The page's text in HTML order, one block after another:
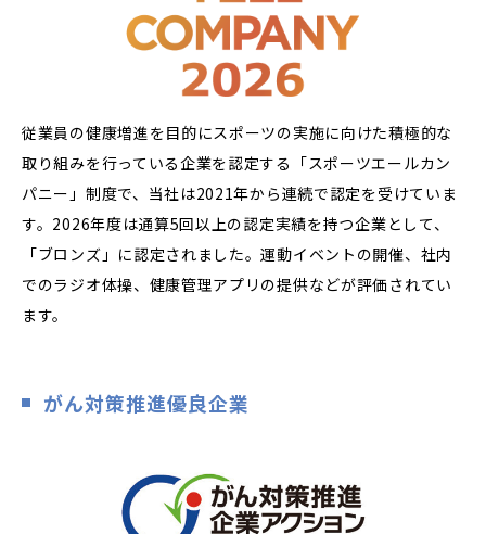
従業員の健康増進を目的にスポーツの実施に向けた積極的な
取り組みを行っている企業を認定する「スポーツエールカン
パニー」制度で、当社は2021年から連続で認定を受けていま
す。2026年度は通算5回以上の認定実績を持つ企業として、
「ブロンズ」に認定されました。運動イベントの開催、社内
でのラジオ体操、健康管理アプリの提供などが評価されてい
ます。
がん対策推進優良企業